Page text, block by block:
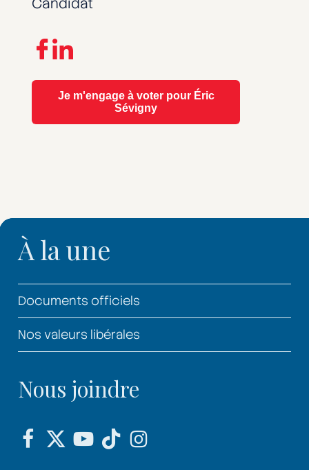
Je m'engage à voter pour Éric
Sévigny
À la une
Documents officiels
Nos valeurs libérales
Nous joindre